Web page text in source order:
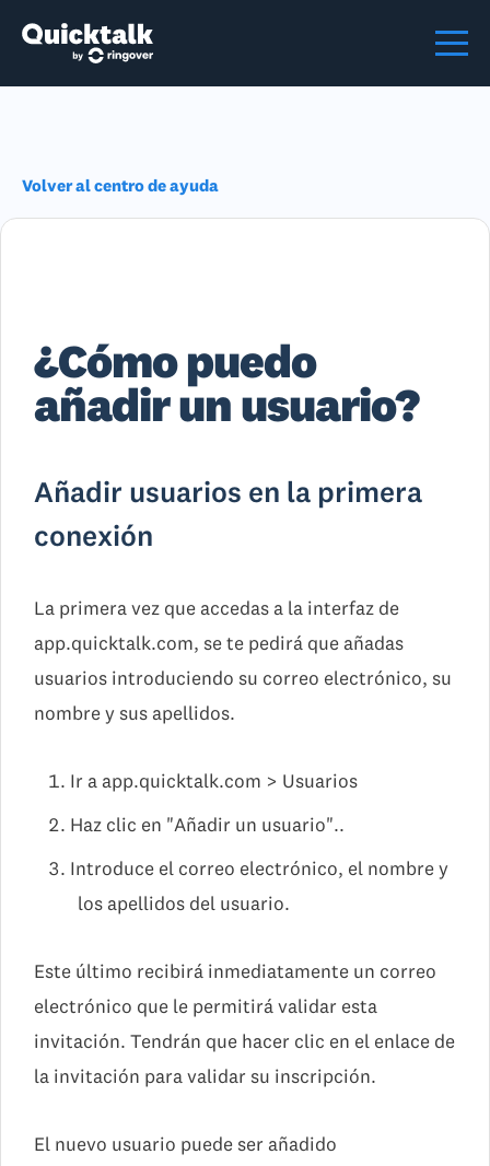
Volver al centro de ayuda
¿Cómo puedo
añadir un usuario?
Añadir usuarios en la primera
conexión
La primera vez que accedas a la interfaz de
app.quicktalk.com, se te pedirá que añadas
usuarios introduciendo su correo electrónico, su
nombre y sus apellidos.
Ir a app.quicktalk.com > Usuarios
Haz clic en "Añadir un usuario"..
Introduce el correo electrónico, el nombre y
los apellidos del usuario.
Este último recibirá inmediatamente un correo
electrónico que le permitirá validar esta
invitación. Tendrán que hacer clic en el enlace de
la invitación para validar su inscripción.
El nuevo usuario puede ser añadido